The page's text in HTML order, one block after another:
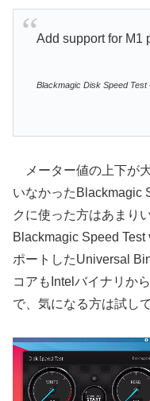
Add support for M1
Blackmagic Disk Speed Test
メーター値の上下が
いなかったBlackmagic
クに使った方はあまり
Blackmagic Speed
ポートしたUniversal
コアもIntelバイナリか
で、気になる方は試し
動